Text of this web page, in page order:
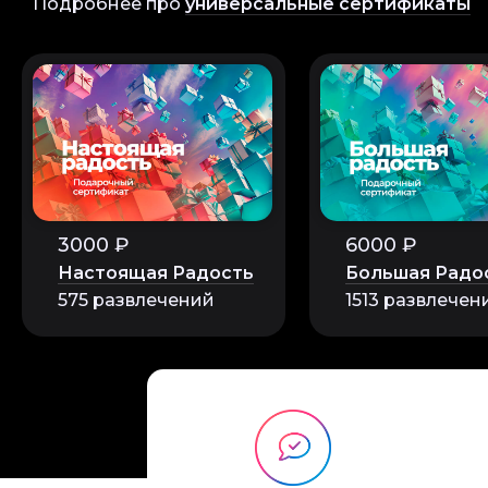
Алиса
Это было
косметики.
сделать свои
интересуется
3000 ₽
Настоящая Радость
575 развлечений
6000 ₽
Большая
1513